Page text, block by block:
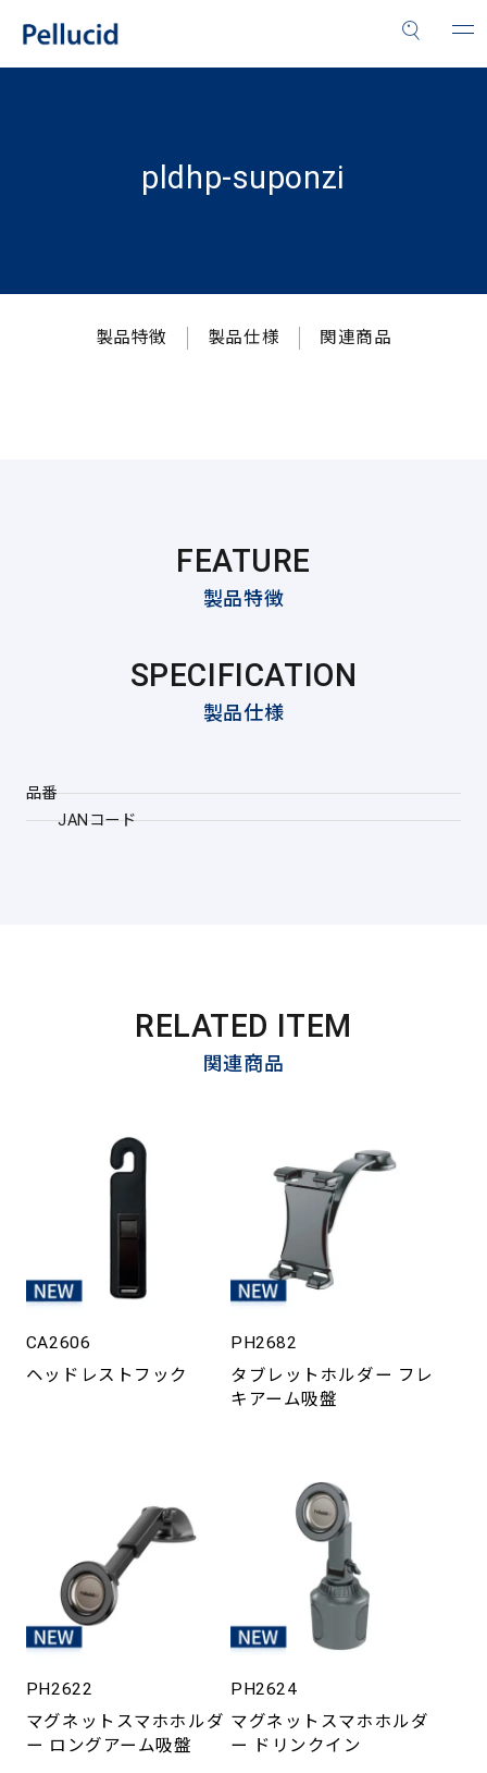
pldhp-suponzi
製品特徴 製品仕様 関連商品
FEATURE
製品特徴
SPECIFICATION
製品仕様
品番
JANコード
RELATED ITEM
関連商品
CA2606
ヘッドレストフック
PH2682
タブレットホルダー フレ
キアーム吸盤
PH2622
マグネットスマホホルダ
ー ロングアーム吸盤
PH2624
マグネットスマホホルダ
ー ドリンクイン